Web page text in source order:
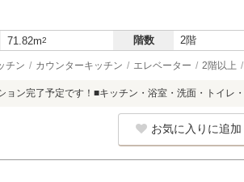
71.82m2 階数 2階
チン カウンターキッチン エレベーター 2階以上
ン完了予定です！■キッチン・浴室・洗面・トイレ
お気に入りに追加